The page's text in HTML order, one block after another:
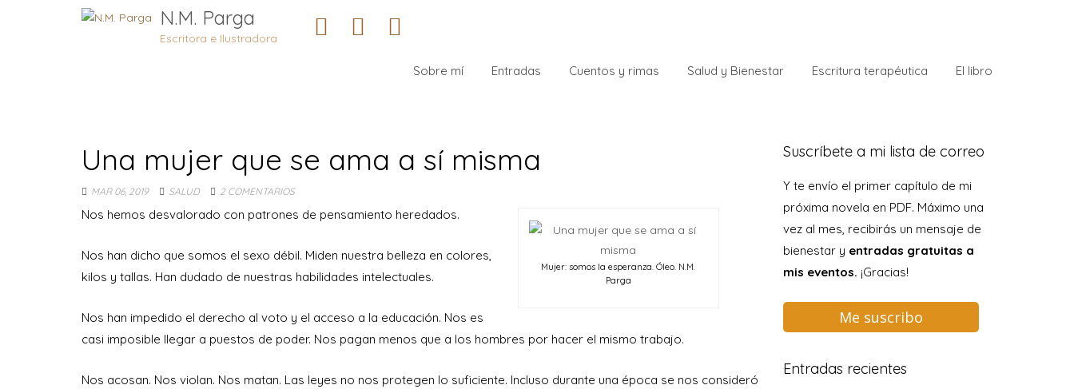
N.M. Parga
Escritora e Ilustradora
Sobre mí Entradas Cuentos y rimas Salud y Bienestar Escritura terapéutica El libro
Una mujer que se ama a sí misma
MAR 06, 2019 SALUD 2 COMENTARIOS
Mujer: somos la esperanza. Óleo. N.M.
Parga
Nos hemos desvalorado con patrones de pensamiento heredados.
Nos han dicho que somos el sexo débil. Miden nuestra belleza en colores,
kilos y tallas. Han dudado de nuestras habilidades intelectuales.
Nos han impedido el derecho al voto y el acceso a la educación. Nos es
casi imposible llegar a puestos de poder. Nos pagan menos que a los hombres por hacer el mismo trabajo.
Nos acosan. Nos violan. Nos matan. Las leyes no nos protegen lo suficiente. Incluso durante una época se nos consideró
Suscríbete a mi lista de correo
Y te envío el primer capítulo de mi
próxima novela en PDF. Máximo una
vez al mes, recibirás un mensaje de
bienestar y entradas gratuitas a
mis eventos. ¡Gracias!
Me suscribo
Entradas recientes